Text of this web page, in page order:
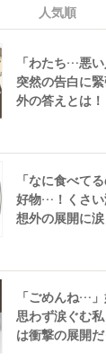
人気順
「わたち…悪
突然の告白に
外の答えとは！
「なに食べて
好物…！くさい
想外の展開に涙
「ごめんね…
思わず涙ぐむ
は衝撃の展開